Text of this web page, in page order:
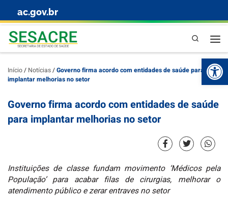
Skip to content
ac.gov.br
Pesquisa
Início/ Notícias/Governo firma acordo com entidades de saúde para
implantar melhorias no setor
Governo firma acordo com entidades de saúde
para implantar melhorias no setor
Instituições de classe fundam movimento ‘Médicos pela
População’ para acabar filas de cirurgias, melhorar o
atendimento público e zerar entraves no setor